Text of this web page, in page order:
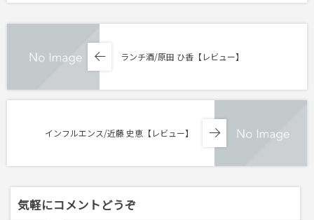
ランチ酒/原田 ひ香【レビュー】
インフルエンス/近藤 史恵【レビュー】
気軽にコメントどうぞ